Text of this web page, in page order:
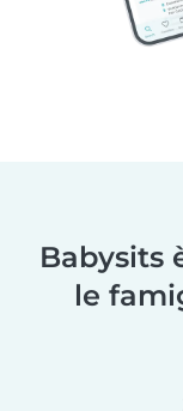
Babysits
le